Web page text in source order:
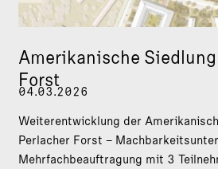
Amerikanische
Forst
04.03.2026
Weiterentwicklung der
Perlacher Forst –
Mehrfachbeauftragung mit 3